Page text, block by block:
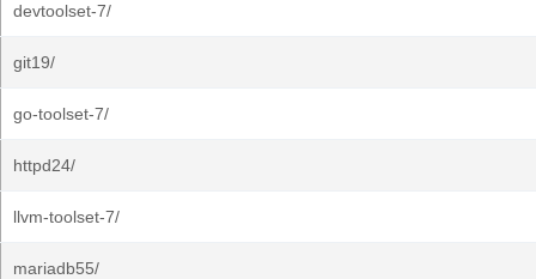
devtoolset-7/
git19/
go-toolset-7/
httpd24/
llvm-toolset-7/
mariadb55/